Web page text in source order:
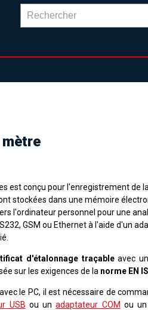
est conçu pour l'enregistrement de
stockées dans une mémoire
l'ordinateur personnel pour une
GSM ou Ethernet à l'aide d'un
d'étalonnage traçableavec
sur les exigences de la norme EN
le PC, il est nécessaire de
USB ou unadaptateur COM ou